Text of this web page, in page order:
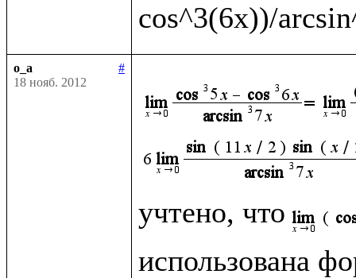
o_a
#
18 нояб. 2012
учтено, что
использована